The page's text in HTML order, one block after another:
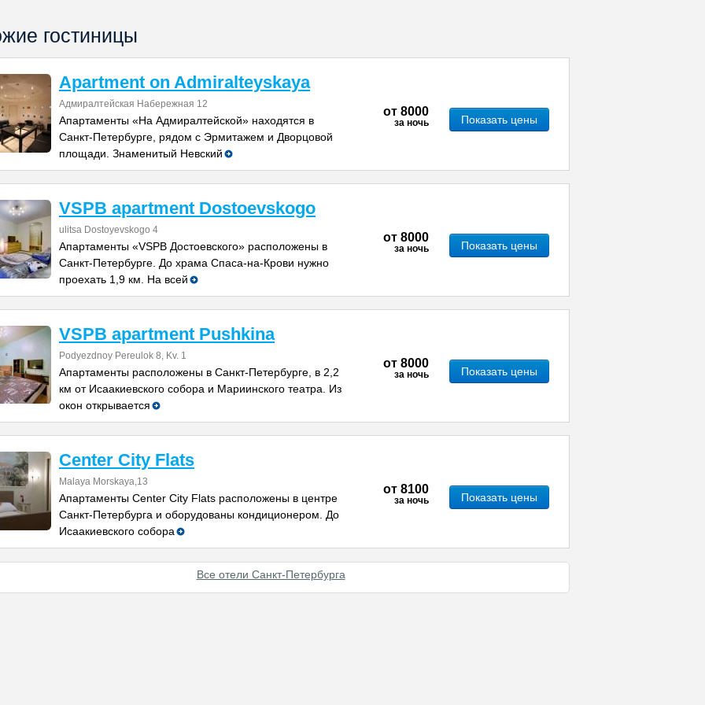
гостиницы
Apartment on Admiralteyskaya
Адмиралтейская Набережная 12
Апартаменты «На Адмиралтейской» находятся в
Санкт-Петербурге, рядом с Эрмитажем и Дворцовой
площади. Знаменитый Невский
от 8000
за ночь Показать цены
VSPB apartment Dostoevskogo
ulitsa Dostoyevskogo 4
Апартаменты «VSPB Достоевского» расположены в
Санкт-Петербурге. До храма Спаса-на-Крови нужно
проехать 1,9 км. На всей
от 8000
за ночь Показать цены
VSPB apartment Pushkina
Podyezdnoy Pereulok 8, Kv. 1
Апартаменты расположены в Санкт-Петербурге, в 2,2
км от Исаакиевского собора и Мариинского театра. Из
окон открывается
от 8000
за ночь Показать цены
Center City Flats
Malaya Morskaya,13
Апартаменты Center City Flats расположены в центре
Санкт-Петербурга и оборудованы кондиционером. До
Исаакиевского собора
от 8100
за ночь Показать цены
Все отели Санкт-Петербурга